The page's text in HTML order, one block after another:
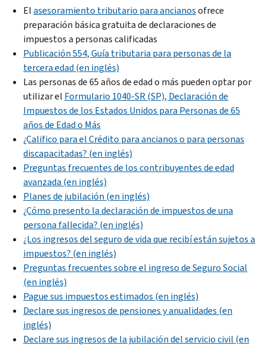
Elasesoramiento tributario para ancianosofrece
preparación básica gratuita de declaraciones de
impuestos a personas calificadas
Publicación 554, Guía tributaria para personas de la
tercera edad (en inglés)
Las personas de 65 años de edad o más pueden optar por
utilizar el Formulario 1040-SR (SP), Declaración de
Impuestos de los Estados Unidos para Personas de 65
años de Edad o Más
¿Califico para el Crédito para ancianos o para personas
discapacitadas? (en inglés)
Preguntas frecuentes de los contribuyentes de edad
avanzada (en inglés)
Planes de jubilación (en inglés)
¿Cómo presento la declaración de impuestos de una
persona fallecida? (en inglés)
¿Los ingresos del seguro de vida que recibí están sujetos a
impuestos? (en inglés)
Preguntas frecuentes sobre el ingreso de Seguro Social
(en inglés)
Pague sus impuestos estimados (en inglés)
Declare sus ingresos de pensiones y anualidades (en
inglés)
Declare sus ingresos de la jubilación del servicio civil (en